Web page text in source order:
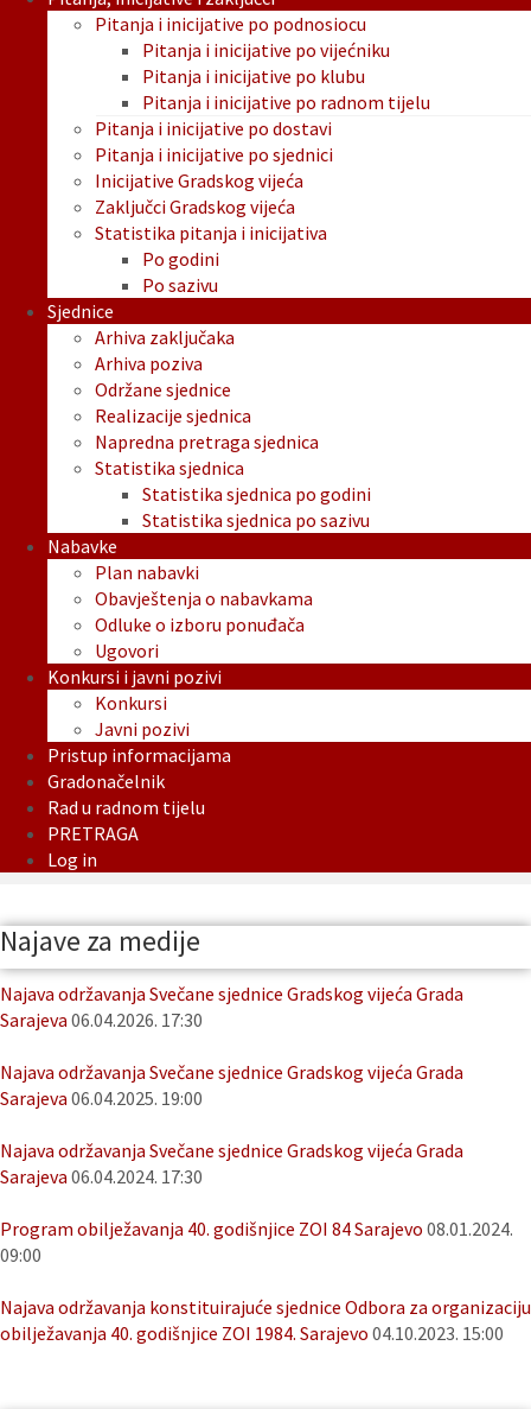
Pitanja i inicijative po podnosiocu
Pitanja i inicijative po vijećniku
Pitanja i inicijative po klubu
Pitanja i inicijative po radnom tijelu
Pitanja i inicijative po dostavi
Pitanja i inicijative po sjednici
Inicijative Gradskog vijeća
Zaključci Gradskog vijeća
Statistika pitanja i inicijativa
Po godini
Po sazivu
Sjednice
Arhiva zaključaka
Arhiva poziva
Održane sjednice
Realizacije sjednica
Napredna pretraga sjednica
Statistika sjednica
Statistika sjednica po godini
Statistika sjednica po sazivu
Nabavke
Plan nabavki
Obavještenja o nabavkama
Odluke o izboru ponuđača
Ugovori
Konkursi i javni pozivi
Konkursi
Javni pozivi
Pristup informacijama
Gradonačelnik
Rad u radnom tijelu
PRETRAGA
Log in
Najave za medije
Najava održavanja Svečane sjednice Gradskog vijeća Grada
Sarajeva 06.04.2026. 17:30
Najava održavanja Svečane sjednice Gradskog vijeća Grada
Sarajeva 06.04.2025. 19:00
Najava održavanja Svečane sjednice Gradskog vijeća Grada
Sarajeva 06.04.2024. 17:30
Program obilježavanja 40. godišnjice ZOI 84 Sarajevo 08.01.2024.
09:00
Najava održavanja konstituirajuće sjednice Odbora za organizaciju
obilježavanja 40. godišnjice ZOI 1984. Sarajevo 04.10.2023. 15:00